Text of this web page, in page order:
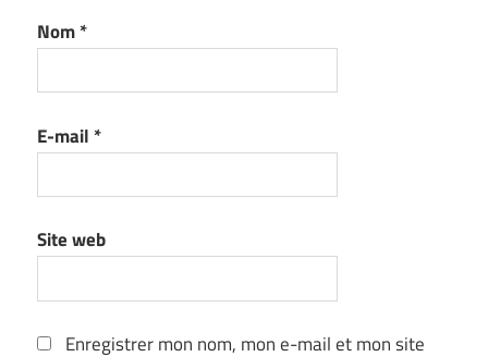
Nom*
E-mail *
Site web
Enregistrer mon nom, mon e-mail et mon site